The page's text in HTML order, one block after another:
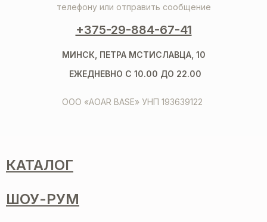
телефону или отправить сообщение
+375-29-884-67-41
ООО «AOAR BASE» УНП 193639122
МИНСК, ПЕТРА МСТИСЛАВЦА, 10
ЕЖЕДНЕВНО С 10.00 ДО 22.00
КАТАЛОГ
ШОУ-РУМ